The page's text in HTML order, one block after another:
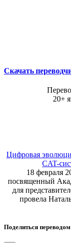
Скачать
20+
Цифровая
CAT-
18 февраля
посвященный
для
провела
Поделиться переводом